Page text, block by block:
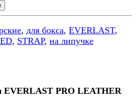
, для бокса, EVERLAST,
, STRAP, на липучке
EVERLAST PRO LEATHER